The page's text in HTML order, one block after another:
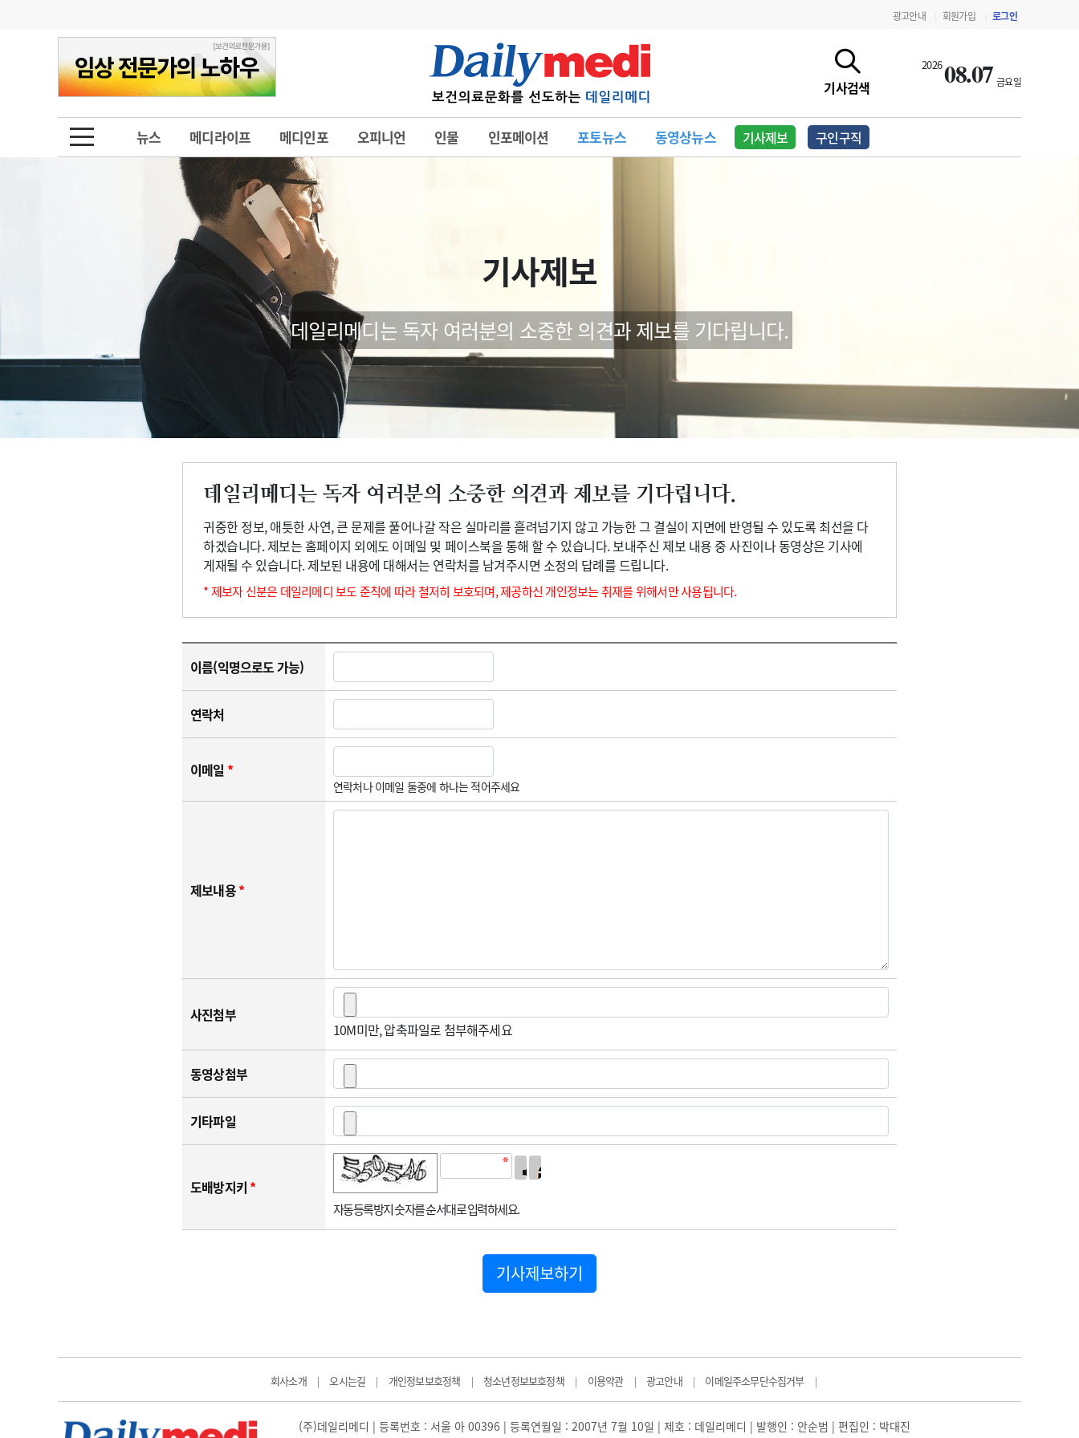
광고안내 회원가입 로그인
기사검색
202608.07 금요일
뉴스 메디라이프 메디인포 오피니언 인물 인포메이션 포토뉴스 동영상뉴스 기사제보 구인구직
금주의 검색어
1
의사인력 수급 추계
2
성분명 처방
3
AI의료
4
전공의 모집 결과
의사국시 합격률
6
관리급여 실시
의과대학 입시
10 약가인하
인사 사고
오피니언 칼럼 수첩
인물 초대석 피플
포토뉴스
지역병원 중소병원
행정처분 판례
학회·연수강좌 학회/연수강좌 행사
법적고지
기사제보
데일리메디는 독자 여러분의 소중한 의견과 제보를 기다립니다.
데일리메디는 독자 여러분의 소중한 의견과 제보를 기다립니다.
귀중한 정보, 애틋한 사연, 큰 문제를 풀어나갈 작은 실마리를 흘려넘기지 않고 가능한 그 결실이 지면에 반영될 수 있도록 최선을 다
하겠습니다. 제보는 홈페이지 외에도 이메일 및 페이스북을 통해 할 수 있습니다. 보내주신 제보 내용 중 사진이나 동영상은 기사에
게재될 수 있습니다. 제보된 내용에 대해서는 연락처를 남겨주시면 소정의 답례를 드립니다.
* 제보자 신분은 데일리메디 보도 준칙에 따라 철저히 보호되며, 제공하신 개인정보는 취재를 위해서만 사용됩니다.
이름(익명으로도 가능)
연락처
이메일 *
연락처나 이메일 둘중에 하나는 적어주세요
제보내용*
사진첨부
10M미만, 압축파일로 첨부해주세요
동영상첨부
기타파일
도배방지키 *
자동등록방지 숫자를 순서대로 입력하세요.
기사제보하기
회사소개 | 오시는길 | 개인정보보호정책 | 청소년정보보호정책 | 이용약관 | 광고안내 | 이메일주소무단수집거부 |
(주)데일리메디 | 등록번호 : 서울 아 00396 | 등록연월일 : 2007년 7월 10일 | 제호 : 데일리메디 | 발행인 : 안순범 | 편집인 : 박대진